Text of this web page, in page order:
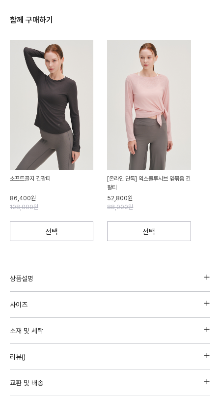
함께 구매하기
소프트골지 긴팔티
86,400원
108,000원
선택
[온라인 단독] 익스클루시브 옆묶음 긴
팔티
52,800원
88,000원
선택
상품설명
사이즈
소재 및 세탁
리뷰()
교환 및 배송